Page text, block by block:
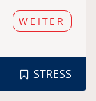
WEITER
STRESS